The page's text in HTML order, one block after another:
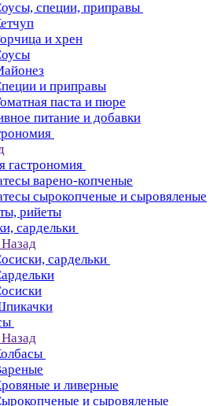
специи, приправы
и хрен
и приправы
паста и пюре
питание и добавки
гастрономия
варено-копченые
сырокопченые и сыровяленые
рийеты
сардельки
Назад
сардельки
Назад
и ливерные
и сыровяленые